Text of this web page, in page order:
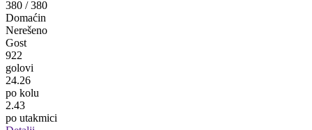
380 /380
Domaćin
Nerešeno
Gost
922
golovi
24.26
po kolu
2.43
po utakmici